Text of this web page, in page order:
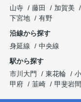
山寺
藤田 加賀美
下宮地
有野
沿線から探す
身延線
中央線
駅から探す
市川大門
東花輪
甲府
韮崎 甲斐岩間